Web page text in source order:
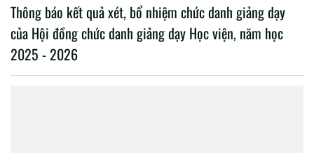
Thông báo kết quả xét, bổ nhiệm chức danh giảng dạy
của Hội đồng chức danh giảng dạy Học viện, năm học
2025 - 2026